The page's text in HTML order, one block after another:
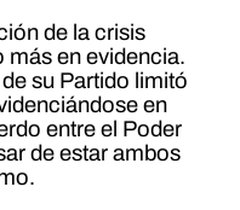
de la crisis
en evidencia.
su Partido limitó
en
entre el Poder
de estar ambos